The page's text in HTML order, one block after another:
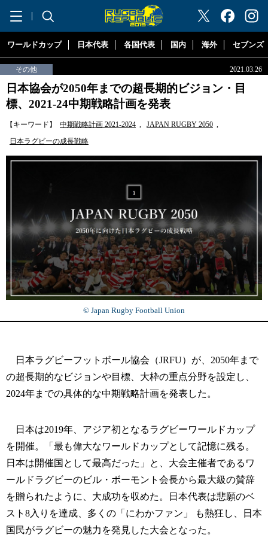
"ラグビーリパブリック"
ワールドカップ 日本代表 各国代表 国内 海外 セブンズ
その他 2021.03.26
日本協会が2050年までの超長期的ビジョン・目
標、2021-24中期戦略計画を発表
【キーワード】 中期戦略計画 2021-2024 , JAPAN RUGBY 2050 ,
日本ラグビーの成長戦略
© Japan Rugby Football Union
日本ラグビーフットボール協会（JRFU）が、2050年まで
の超長期的なビジョンや目標、大枠の重点分野を設定し、
2024年までの具体的な中期戦略計画を発表した。
日本は2019年、アジア初となるラグビーワールドカップ
を開催。「最も偉大なワールドカップとして記憶に残る。
日本は開催国として最高だった」と、大会主催者であるワ
ールドラグビーのビル・ボーモント会長から最大級の賛辞
を贈られたように、大成功を収めた。日本代表は悲願のベ
スト8入りを達成、多くの「にわかファン」 も熱狂し、日本
国民がラグビーの魅力を発見した大会となった。